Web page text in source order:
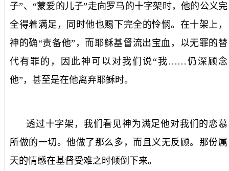
子”、“蒙爱的儿子”走向罗马的十字架时，他的公义完
全得着满足，同时他也赐下完全的怜悯。在十架上，
神的确“责备他”，而耶稣基督流出宝血，以无罪的替
代有罪的，因此神可以对我们说“我……仍深顾念
他”，甚至是在他离弃耶稣时。
透过十字架，我们看见神为满足他对我们的恋慕
所做的一切。他做了那么多，而且义无反顾。那份属
天的情感在基督受难之时倾倒下来。